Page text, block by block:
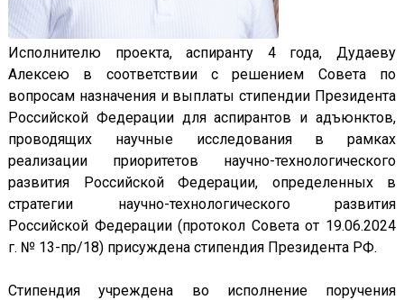
Исполнителю проекта, аспиранту 4 года, Дудаеву
Алексею в соответствии с решением Совета по
вопросам назначения и выплаты стипендии Президента
Российской Федерации для аспирантов и адъюнктов,
проводящих научные исследования в рамках
реализации приоритетов научно-технологического
развития Российской Федерации, определенных в
стратегии научно-технологического развития
Российской Федерации (протокол Совета от 19.06.2024
г. № 13-пр/18) присуждена стипендия Президента РФ.
Стипендия учреждена во исполнение поручения